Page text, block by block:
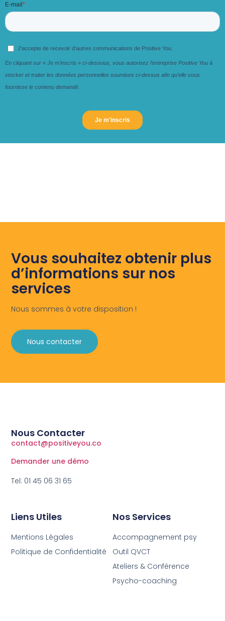
Vous souhaitez obtenir plus
d’informations sur nos
services
Nous sommes à votre disposition !
Nous contacter
Nos Services
Accompagnement psy
Outil QVCT
Ateliers & Conférence
Psycho-coaching
Liens Utiles
Mentions Légales
Politique de Confidentialité
Nous Contacter
contact@positiveyou.co
Demander une démo
Tel: 01 45 06 31 65